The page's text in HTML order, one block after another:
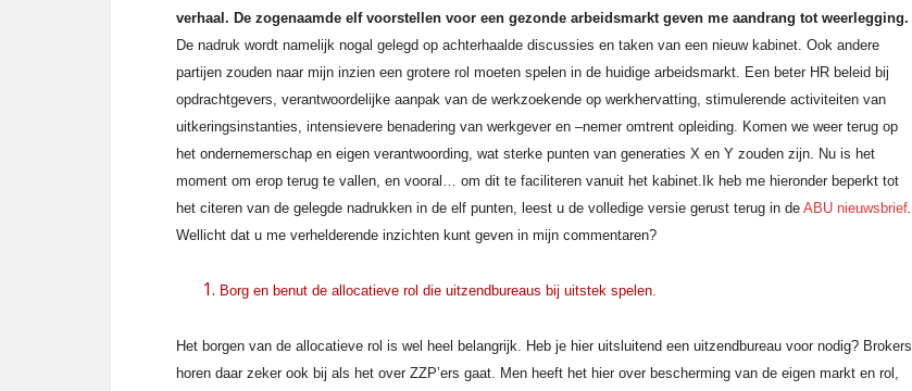
verhaal. De zogenaamde elf voorstellen voor een gezonde arbeidsmarkt geven me aandrang tot weerlegging.
De nadruk wordt namelijk nogal gelegd op achterhaalde discussies en taken van een nieuw kabinet. Ook andere
partijen zouden naar mijn inzien een grotere rol moeten spelen in de huidige arbeidsmarkt. Een beter HR beleid bij
opdrachtgevers, verantwoordelijke aanpak van de werkzoekende op werkhervatting, stimulerende activiteiten van
uitkeringsinstanties, intensievere benadering van werkgever en –nemer omtrent opleiding. Komen we weer terug op
het ondernemerschap en eigen verantwoording, wat sterke punten van generaties X en Y zouden zijn. Nu is het
moment om erop terug te vallen, en vooral… om dit te faciliteren vanuit het kabinet. Ik heb me hieronder beperkt tot
het citeren van de gelegde nadrukken in de elf punten, leest u de volledige versie gerust terug in de ABU nieuwsbrief.
Wellicht dat u me verhelderende inzichten kunt geven in mijn commentaren?
Borg en benut de allocatieve rol die uitzendbureaus bij uitstek spelen.
Het borgen van de allocatieve rol is wel heel belangrijk. Heb je hier uitsluitend een uitzendbureau voor nodig? Brokers
horen daar zeker ook bij als het over ZZP’ers gaat. Men heeft het hier over bescherming van de eigen markt en rol,